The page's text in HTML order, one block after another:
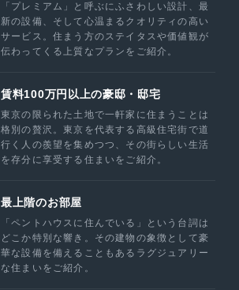
「プレミアム」と呼ぶにふさわしい設計、最
新の設備、そして心温まるクオリティの高い
サービス。住まう方のステイタスや価値観が
伝わってくる上質なプランをご紹介。
賃料100万円以上の豪邸・邸宅
東京の限られた土地で一軒家に住まうことは
格別の贅沢。東京を代表する高級住宅街で道
行く人の羨望を集めつつ、その街らしい生活
を存分に享受する住まいをご紹介。
最上階のお部屋
「ペントハウスに住んでいる」という台詞は
どこか特別な響き。その建物の象徴として豪
華な設備を備えることもあるラグジュアリー
な住まいをご紹介。